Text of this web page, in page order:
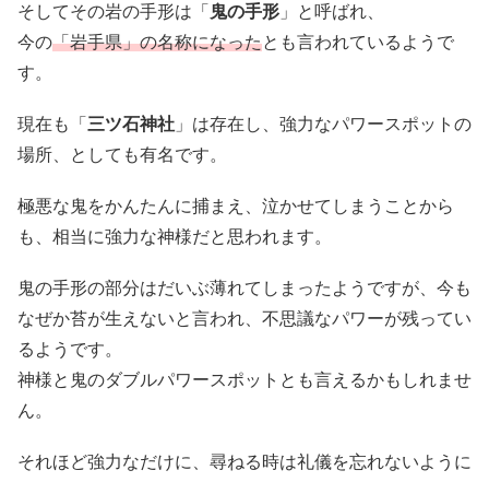
そしてその岩の手形は「 鬼の手形 」と呼ばれ、
今の「岩手県」の名称になったとも言われているようで
す。
現在も「 三ツ石神社 」は存在し、強力なパワースポットの
場所、としても有名です。
極悪な鬼をかんたんに捕まえ、泣かせてしまうことから
も、相当に強力な神様だと思われます。
鬼の手形の部分はだいぶ薄れてしまったようですが、今も
なぜか苔が生えないと言われ、不思議なパワーが残ってい
るようです。
神様と鬼のダブルパワースポットとも言えるかもしれませ
ん。
それほど強力なだけに、尋ねる時は礼儀を忘れないように